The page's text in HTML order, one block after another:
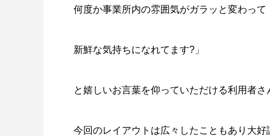
何度か事業所内の雰囲気がガラッと変わって
新鮮な気持ちになれてます?」
と嬉しいお言葉を仰っていただける利用者さ
今回のレイアウトは広々したこともあり大